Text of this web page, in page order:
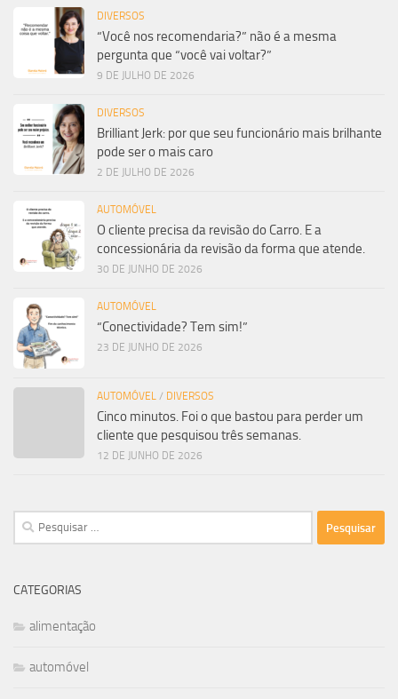
DIVERSOS
“Você nos recomendaria?” não é a mesma
pergunta que “você vai voltar?”
9 DE JULHO DE 2026
DIVERSOS
Brilliant Jerk: por que seu funcionário mais brilhante
pode ser o mais caro
2 DE JULHO DE 2026
AUTOMÓVEL
O cliente precisa da revisão do Carro. E a
concessionária da revisão da forma que atende.
30 DE JUNHO DE 2026
AUTOMÓVEL
“Conectividade? Tem sim!”
23 DE JUNHO DE 2026
AUTOMÓVEL / DIVERSOS
Cinco minutos. Foi o que bastou para perder um
cliente que pesquisou três semanas.
12 DE JUNHO DE 2026
Pesquisar
por:
CATEGORIAS
alimentação
automóvel